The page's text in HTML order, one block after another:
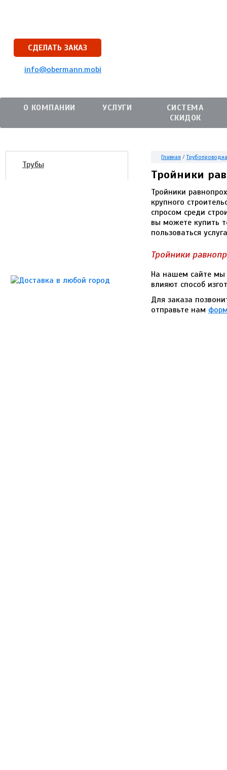
СДЕЛАТЬ ЗАКАЗ
info@obermann.mobi
О КОМПАНИИ УСЛУГИ
СИСТЕМА
СКИДОК
Трубы
Главная /
Тройники
Тройники
крупного
спросом среди
вы можете купить
пользоваться
Тройники
На нашем сайте мы
влияют способ
Для заказа
отправьте нам